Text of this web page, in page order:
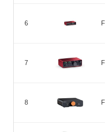
6
7
8